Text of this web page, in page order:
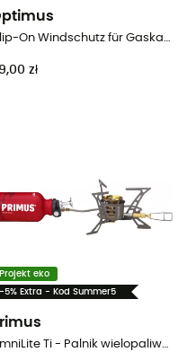
Clip-On Windschutz für Gaskartuschen
zł
Projekt eko
-5% Extra - Kod Summer5
OmniLite Ti - Palnik wielopaliwowa